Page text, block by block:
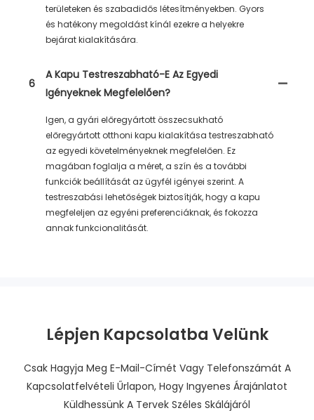
területeken és szabadidős létesítményekben. Gyors
és hatékony megoldást kínál ezekre a helyekre
bejárat kialakítására.
6
A Kapu Testreszabható-E Az Egyedi
Igényeknek Megfelelően?
Igen, a gyári előregyártott összecsukható
előregyártott otthoni kapu kialakítása testreszabható
az egyedi követelményeknek megfelelően. Ez
magában foglalja a méret, a szín és a további
funkciók beállítását az ügyfél igényei szerint. A
testreszabási lehetőségek biztosítják, hogy a kapu
megfeleljen az egyéni preferenciáknak, és fokozza
annak funkcionalitását.
Lépjen Kapcsolatba Velünk
Csak Hagyja Meg E-Mail-Címét Vagy Telefonszámát A
Kapcsolatfelvételi Űrlapon, Hogy Ingyenes Árajánlatot
Küldhessünk A Tervek Széles Skálájáról